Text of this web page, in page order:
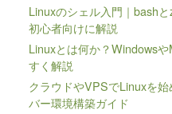
Linuxのシェル入門｜bash
初心者向けに解説
Linuxとは何か？Windows
すく解説
クラウドやVPSでLinuxを
バー環境構築ガイド